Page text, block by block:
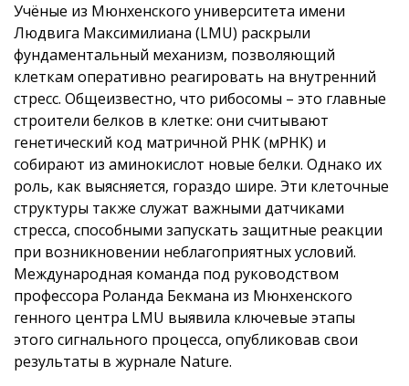
Учёные из Мюнхенского университета имени
Людвига Максимилиана (LMU) раскрыли
фундаментальный механизм, позволяющий
клеткам оперативно реагировать на внутренний
стресс. Общеизвестно, что рибосомы – это главные
строители белков в клетке: они считывают
генетический код матричной РНК (мРНК) и
собирают из аминокислот новые белки. Однако их
роль, как выясняется, гораздо шире. Эти клеточные
структуры также служат важными датчиками
стресса, способными запускать защитные реакции
при возникновении неблагоприятных условий.
Международная команда под руководством
профессора Роланда Бекмана из Мюнхенского
генного центра LMU выявила ключевые этапы
этого сигнального процесса, опубликовав свои
результаты в журнале Nature.